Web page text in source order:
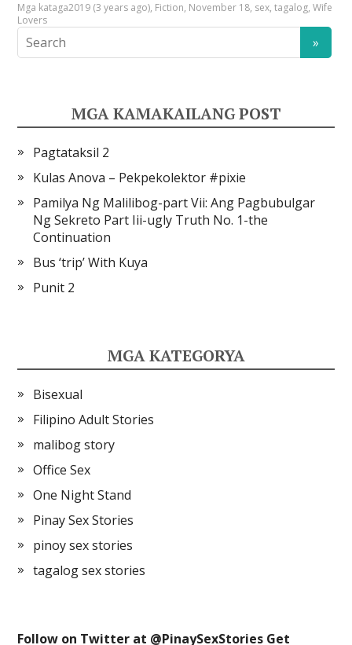
Mga kataga2019 (3 years ago), Fiction, November 18, sex,tagalog,Wife
Lovers
MGA KAMAKAILANG POST
Pagtataksil 2
Kulas Anova – Pekpekolektor #pixie
Pamilya Ng Malilibog-part Vii: Ang Pagbubulgar
Ng Sekreto Part Iii-ugly Truth No. 1-the
Continuation
Bus ‘trip’ With Kuya
Punit 2
MGA KATEGORYA
Bisexual
Filipino Adult Stories
malibog story
Office Sex
One Night Stand
Pinay Sex Stories
pinoy sex stories
tagalog sex stories
Follow on Twitter at @PinaySexStories Get